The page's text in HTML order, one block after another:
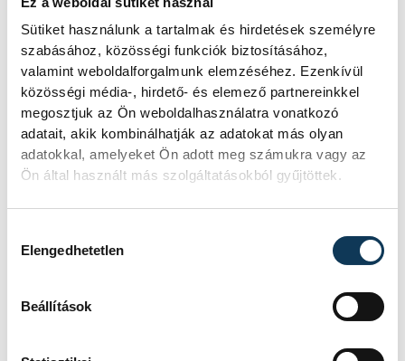
Sütiket használunk a tartalmak és hirdetések személyre
szabásához, közösségi funkciók biztosításához,
valamint weboldalforgalmunk elemzéséhez. Ezenkívül
közösségi média-, hirdető- és elemező partnereinkkel
megosztjuk az Ön weboldalhasználatra vonatkozó
adatait, akik kombinálhatják az adatokat más olyan
adatokkal, amelyeket Ön adott meg számukra vagy az
Ön által használt más szolgáltatásokból gyűjtöttek.
Elengedhetetlen
Beállítások